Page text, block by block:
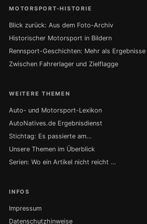
MOTORSPORT-HISTORIE
Blick zurück: Aus dem Foto-Archiv
Historischer Motorsport in Bildern
Rennsport-Geschichten: Mehr als Ergebnisse
Zwischen Fahrerlager und Zielflagge
WEITERE THEMEN
Auto- und Motorsport-Lexikon
AutoNatives.de Ergebnisdienst
Stichtag: Es passierte am…
Unsere Themen im Überblick
Serien: Wo ein Artikel nicht reicht …
INFOS
Impressum
Datenschutzhinweise